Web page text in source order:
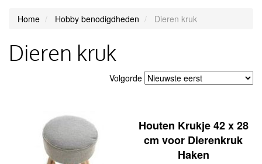
Home Hobby benodigdheden Dieren kruk
Dieren kruk
Volgorde
Houten Krukje 42 x 28
cm voor Dierenkruk
Haken